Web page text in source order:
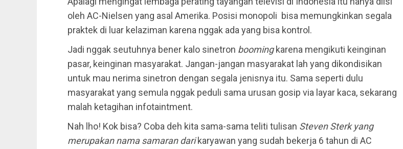
oleh AC-Nielsen yang asal Amerika. Posisi monopoli bisa memungkinkan segala
praktek di luar kelaziman karena nggak ada yang bisa kontrol.
Jadi nggak seutuhnya bener kalo sinetron boomingkarena mengikuti keinginan
pasar, keinginan masyarakat. Jangan-jangan masyarakat lah yang dikondisikan
untuk mau nerima sinetron dengan segala jenisnya itu. Sama seperti dulu
masyarakat yang semula nggak peduli sama urusan gosip via layar kaca, sekarang
malah ketagihan infotaintment.
Nah lho! Kok bisa? Coba deh kita sama-sama teliti tulisan Steven Sterk yang
merupakan nama samaran darikaryawan yang sudah bekerja 6 tahun di AC